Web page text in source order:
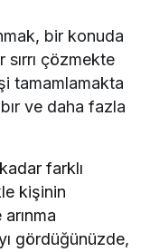
bir konuda
sırrı çözmekte
tamamlamakta
ve daha fazla
farklı
kişinin
gördüğünüzde,